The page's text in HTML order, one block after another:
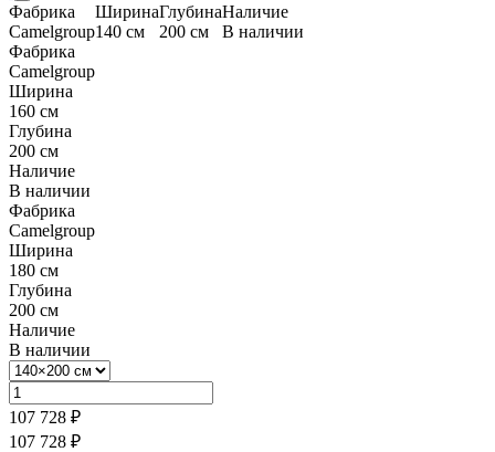
Фабрика
Camelgroup
Ширина
140 см
Глубина
200 см
Наличие
В наличии
Фабрика
Camelgroup
Ширина
160 см
Глубина
200 см
Наличие
В наличии
Фабрика
Camelgroup
Ширина
180 см
Глубина
200 см
Наличие
В наличии
107 728 ₽
107 728 ₽